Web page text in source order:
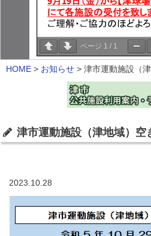
ページ 1 / 1
HOME > お知らせ > 津市運動施設（
津市運動施設（津地域）
2023.10.28